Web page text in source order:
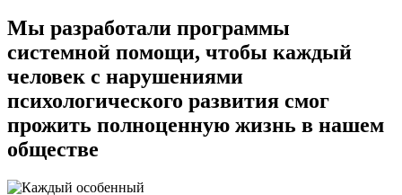
Мы разработали программы
системной помощи, чтобы каждый
человек с нарушениями
психологического развития смог
прожить полноценную жизнь в нашем
обществе